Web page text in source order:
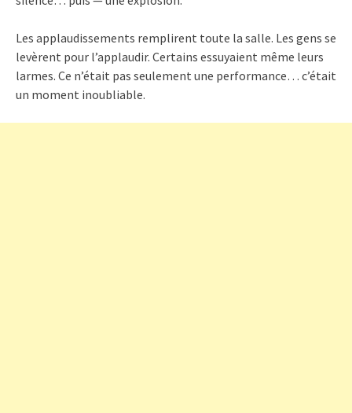
Les applaudissements remplirent toute la salle. Les gens se
levèrent pour l’applaudir. Certains essuyaient même leurs
larmes. Ce n’était pas seulement une performance… c’était
un moment inoubliable.